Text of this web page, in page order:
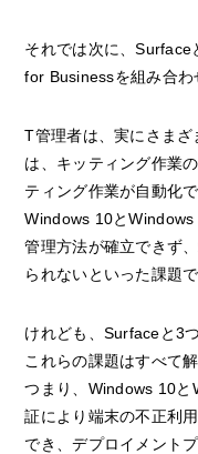
それでは次に、
for Businessを組み合わ
T管理者は、実にさま
は、キッティング作業
ティング作業が自動化
Windows 10と
管理方法が確立できず
られないといった課題で
けれども、Surfaceと3
これらの課題はすべて
つまり、Windows 10と
証により端末の不正利
でき、デプロイメント